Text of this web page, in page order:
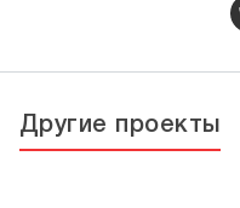
Другие проекты